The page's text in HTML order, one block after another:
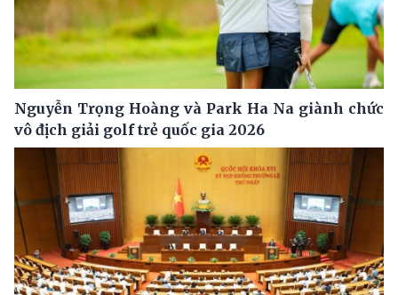
Nguyễn Trọng Hoàng và Park Ha Na giành chức
vô địch giải golf trẻ quốc gia 2026